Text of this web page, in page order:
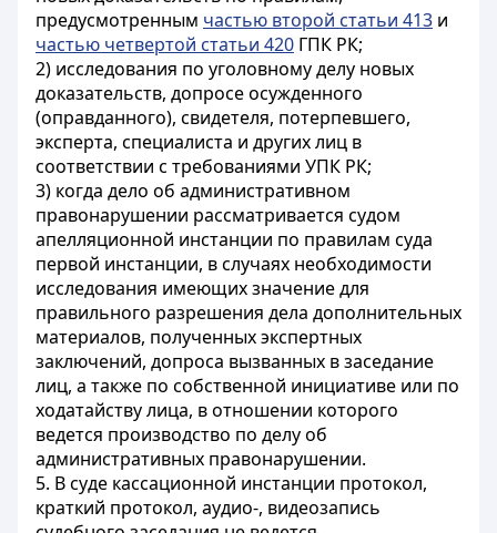
предусмотренным частью второй статьи 413 и
частью четвертой статьи 420 ГПК РК;
2) исследования по уголовному делу новых
доказательств, допросе осужденного
(оправданного), свидетеля, потерпевшего,
эксперта, специалиста и других лиц в
соответствии с требованиями УПК РК;
3) когда дело об административном
правонарушении рассматривается судом
апелляционной инстанции по правилам суда
первой инстанции, в случаях необходимости
исследования имеющих значение для
правильного разрешения дела дополнительных
материалов, полученных экспертных
заключений, допроса вызванных в заседание
лиц, а также по собственной инициативе или по
ходатайству лица, в отношении которого
ведется производство по делу об
административных правонарушении.
5. В суде кассационной инстанции протокол,
краткий протокол, аудио-, видеозапись